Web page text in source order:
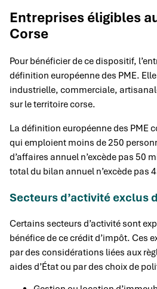
Entreprises éligibles
Corse
Pour bénéficier de ce dispositif,
définition européenne des PME.
industrielle, commerciale,
sur le territoire corse.
La définition européenne des PME
qui emploient moins de 250
d’affaires annuel n’excède pas 50
total du bilan annuel n’excède pas
Secteurs d’activité exclus
Certains secteurs d’activité sont
bénéfice de ce crédit d’impôt. Ces
par des considérations liées aux
aides d’État ou par des choix de